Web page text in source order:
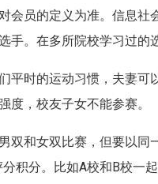
会员的定义为准。信息
手。在多所院校学习过的
平时的运动习惯，夫妻
度，校友子女不能参赛。
双和女双比赛，但要以同
积分。 比如A校和B校一